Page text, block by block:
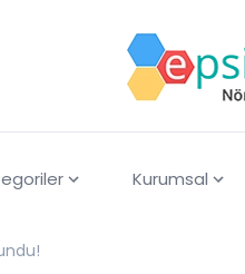
Kurumsal